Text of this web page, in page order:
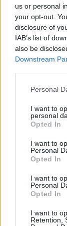
us or personal
your opt-out.
disclosure of
IAB’s list of
also be
Downstream
Personal
I want to
personal
Opted In
I want to
Personal
Opted In
I want to
Personal
Opted In
I want to
Retention,